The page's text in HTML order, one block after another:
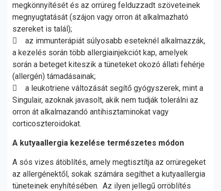
megkönnyítését és az orrüreg felduzzadt szöveteinek
megnyugtatását (szájon vagy orron át alkalmazható
szereket is talál);
 az immunterápiát súlyosabb eseteknél alkalmazzák,
a kezelés során több allergiainjekciót kap, amelyek
során a beteget kiteszik a tüneteket okozó állati fehérje
(allergén) támadásainak;
 a leukotriene változását segítő gyógyszerek, mint a
Singulair, azoknak javasolt, akik nem tudják tolerálni az
orron át alkalmazandó antihisztaminokat vagy
corticoszteroidokat.
A kutyaallergia kezelése természetes módon
A sós vizes átöblítés, amely megtisztítja az orrüregeket
az allergénektől, sokak számára segíthet a kutyaallergia
tüneteinek enyhítésében. Az ilyen jellegű orröblítés